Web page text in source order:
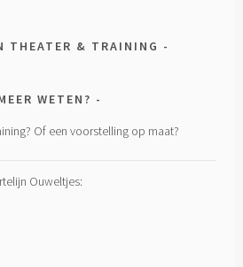
THEATER & TRAINING
WETEN?
Of een voorstelling op maat?
Ouweltjes: